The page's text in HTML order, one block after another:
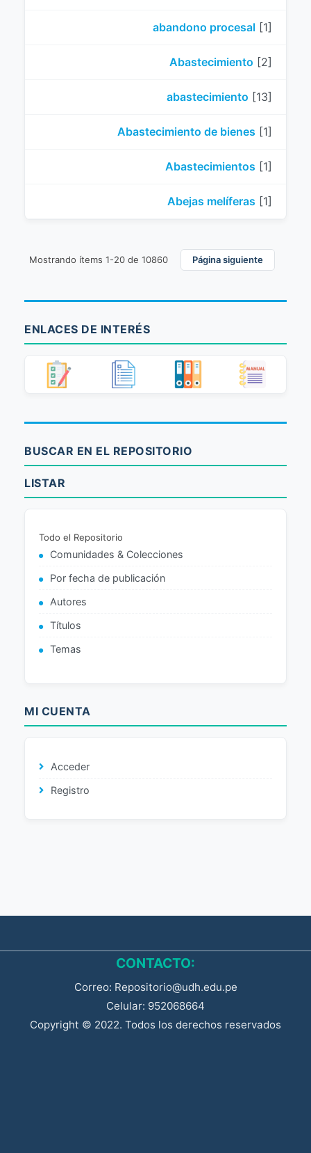
abandono procesal [1]
Abastecimiento [2]
abastecimiento [13]
Abastecimiento de bienes [1]
Abastecimientos [1]
Abejas melíferas [1]
Mostrando ítems 1-20 de 10860 Página siguiente
ENLACES DE INTERÉS
BUSCAR EN EL REPOSITORIO
LISTAR
Todo el Repositorio
Comunidades & Colecciones
Por fecha de publicación
Autores
Títulos
Temas
MI CUENTA
Acceder
Registro
CONTACTO:
Correo: Repositorio@udh.edu.pe
Celular: 952068664
Copyright © 2022. Todos los derechos reservados